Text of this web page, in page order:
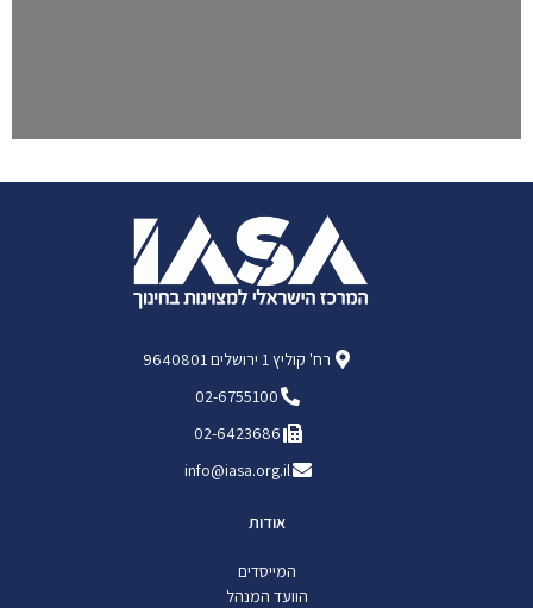
רח' קוליץ 1 ירושלים 9640801
02-6755100
02-6423686
info@iasa.org.il
אודות
המייסדים
הוועד המנהל